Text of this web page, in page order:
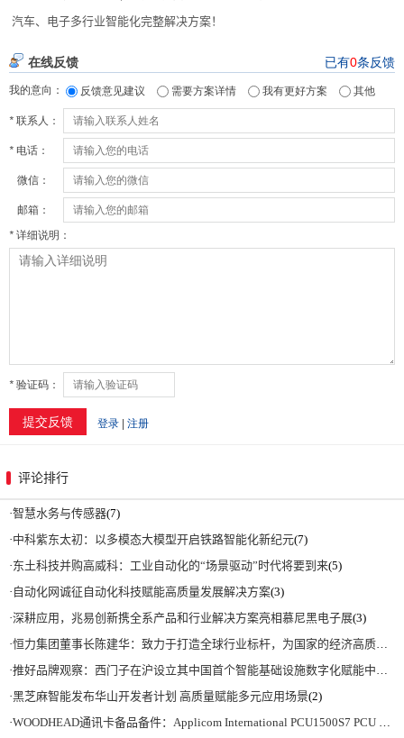
汽车、电子多行业智能化完整解决方案！
评论排行
·智慧水务与传感器(7)
·中科紫东太初：以多模态大模型开启铁路智能化新纪元(7)
·东土科技并购高威科：工业自动化的“场景驱动”时代将要到来(5)
· 自动化网诚征自动化科技赋能高质量发展解决方案(3)
·深耕应用，兆易创新携全系产品和行业解决方案亮相慕尼黑电子展(3)
·恒力集团董事长陈建华：致力于打造全球行业标杆，为国家的经济高质量发展贡献更大力量|上海电气集团党委书记、董事长吴磊来访
·推好品牌观察：西门子在沪设立其中国首个智能基础设施数字化赋能中心
·黑芝麻智能发布华山开发者计划 高质量赋能多元应用场景(2)
·WOODHEAD通讯卡备品备件：Applicom International PCU1500S7 PCU 1500 S7 V4.5.0